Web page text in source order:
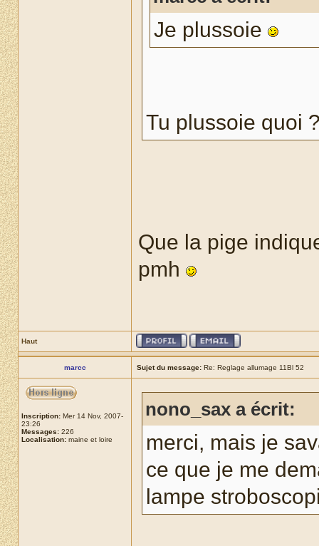
Je plussoie
Tu plussoie quoi
Que la pige
pmh
Haut
marcc Sujet du message: Re: Reglage allumage 11Bl 52
Inscription: Mer 14 Nov, 2007-
23:26
Messages: 226
Localisation: maine et loire
nono_sax a écrit:
merci, mais je
ce que je me
lampe